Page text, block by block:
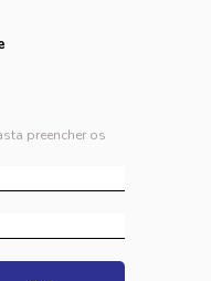
preencher os